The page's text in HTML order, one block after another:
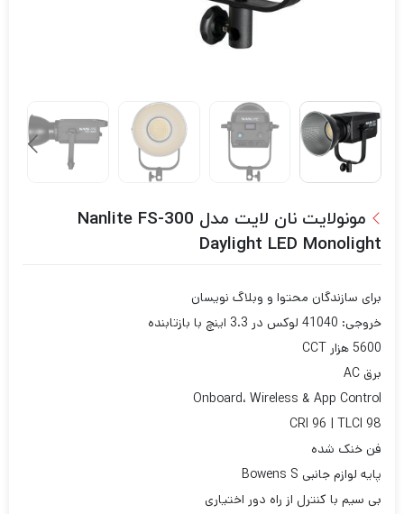
مونولایت نان لایت مدل Nanlite FS-300
Daylight LED Monolight
برای سازندگان محتوا و وبلاگ نویسان
خروجی: 41040 لوکس در 3.3 اینچ با بازتابنده
5600 هزار CCT
برق AC
Onboard، Wireless & App Control
CRI 96 | TLCI 98
فن خنک شده
پایه لوازم جانبی Bowens S
بی سیم با کنترل از راه دور اختیاری